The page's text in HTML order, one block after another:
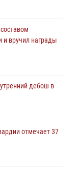
и вручил награды
дебош в
отмечает 37